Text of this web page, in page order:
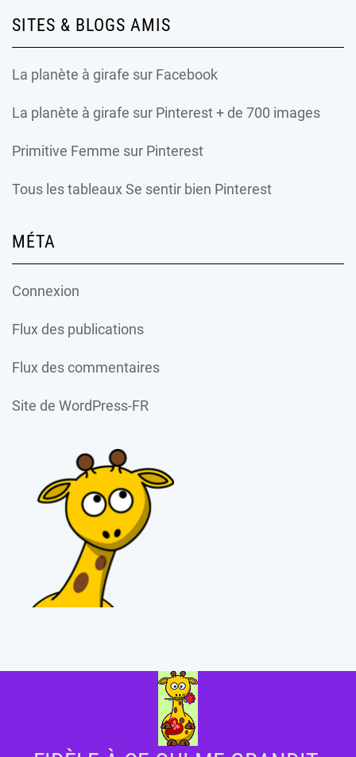
SITES & BLOGS AMIS
La planète à girafe sur Facebook
La planète à girafe sur Pinterest + de 700 images
Primitive Femme sur Pinterest
Tous les tableaux Se sentir bien Pinterest
MÉTA
Connexion
Flux des publications
Flux des commentaires
Site de WordPress-FR